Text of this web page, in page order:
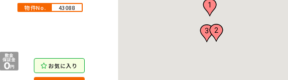
物件No. 43088
お気に入り
1
2
3